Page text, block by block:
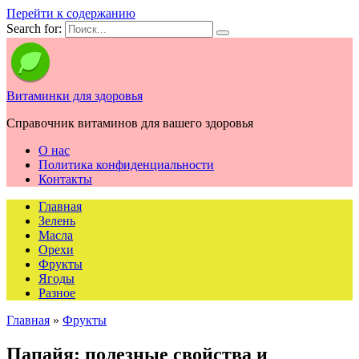
Перейти к содержанию
Search for:
Витаминки для здоровья
Справочник витаминов для вашего здоровья
О нас
Политика конфиденциальности
Контакты
Главная
Зелень
Масла
Орехи
Фрукты
Ягоды
Разное
Главная » Фрукты
Папайя: полезные свойства и